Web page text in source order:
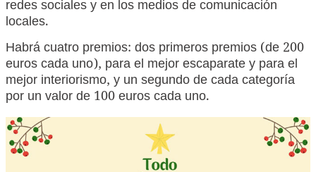
redes sociales y en los medios de comunicación
locales.
Habrá cuatro premios: dos primeros premios (de 200
euros cada uno), para el mejor escaparate y para el
mejor interiorismo, y un segundo de cada categoría
por un valor de 100 euros cada uno.